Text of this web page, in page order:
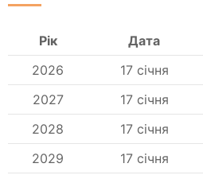
Рік Дата
2026
17 січня
2027
17 січня
2028
17 січня
2029
17 січня